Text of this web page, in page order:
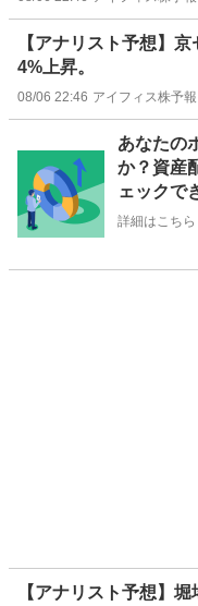
【アナリスト予想】
4%上昇。
08/06 22:46 アイフィス株予報
あなたの
か？資産
ェックで
詳細はこちら
【アナリスト予想】